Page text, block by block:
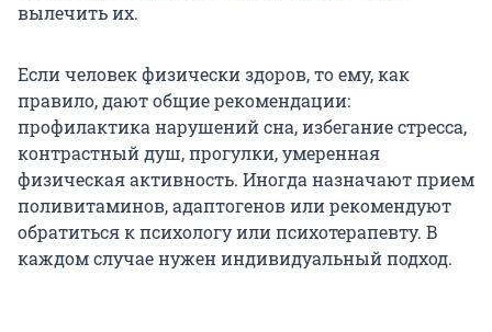
вылечить их.
Если человек физически здоров, то ему, как
правило, дают общие рекомендации:
профилактика нарушений сна, избегание стресса,
контрастный душ, прогулки, умеренная
физическая активность. Иногда назначают прием
поливитаминов, адаптогенов или рекомендуют
обратиться к психологу или психотерапевту. В
каждом случае нужен индивидуальный подход.